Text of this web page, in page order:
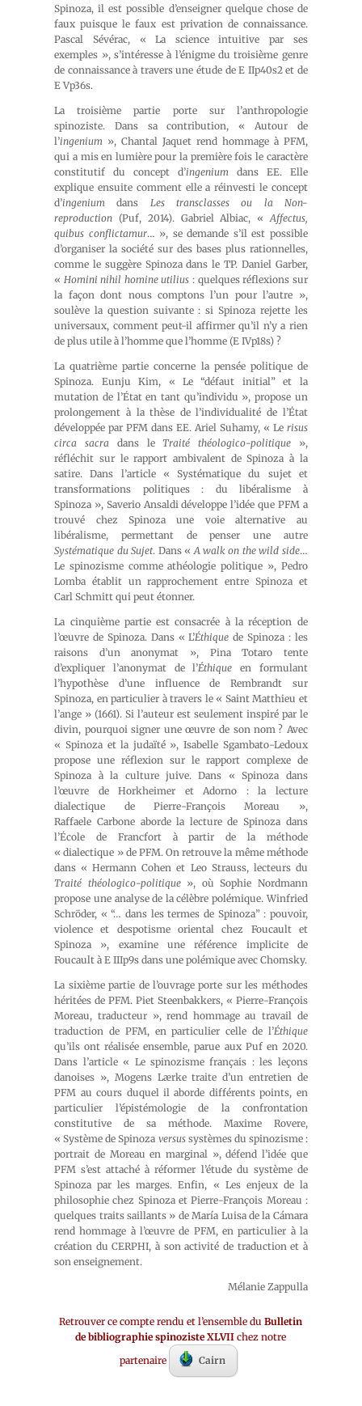
Spinoza, il est possible d’enseigner quelque chose de
faux puisque le faux est privation de connaissance.
Pascal Sévérac, « La science intuitive par ses
exemples », s’intéresse à l’énigme du troisième genre
de connaissance à travers une étude de E IIp40s2 et de
E Vp36s.
La troisième partie porte sur l’anthropologie
spinoziste. Dans sa contribution, « Autour de
l’ingenium », Chantal Jaquet rend hommage à PFM,
qui a mis en lumière pour la première fois le caractère
constitutif du concept d’ingenium dans EE. Elle
explique ensuite comment elle a réinvesti le concept
d’ingenium dans Les transclasses ou la Non-
reproduction (Puf, 2014). Gabriel Albiac, «Affectus,
quibus conflictamur… », se demande s’il est possible
d’organiser la société sur des bases plus rationnelles,
comme le suggère Spinoza dans le TP. Daniel Garber,
« Homini nihil homine utilius : quelques réflexions sur
la façon dont nous comptons l’un pour l’autre »,
soulève la question suivante : si Spinoza rejette les
universaux, comment peut-il affirmer qu’il n’y a rien
de plus utile à l’homme que l’homme (E IVp18s) ?
La quatrième partie concerne la pensée politique de
Spinoza. Eunju Kim, « Le “défaut initial” et la
mutation de l’État en tant qu’individu », propose un
prolongement à la thèse de l’individualité de l’État
développée par PFM dans EE. Ariel Suhamy, « Le risus
circa sacra dans leTraité théologico-politique »,
réfléchit sur le rapport ambivalent de Spinoza à la
satire. Dans l’article « Systématique du sujet et
transformations politiques : du libéralisme à
Spinoza », Saverio Ansaldi développe l’idée que PFM a
trouvé chez Spinoza une voie alternative au
libéralisme, permettant de penser une autre
Systématique du Sujet. Dans «A walk on the wild side…
Le spinozisme comme athéologie politique », Pedro
Lomba établit un rapprochement entre Spinoza et
Carl Schmitt qui peut étonner.
La cinquième partie est consacrée à la réception de
l’œuvre de Spinoza. Dans « L’Éthique de Spinoza : les
raisons d’un anonymat », Pina Totaro tente
d’expliquer l’anonymat de l’Éthique en formulant
l’hypothèse d’une influence de Rembrandt sur
Spinoza, en particulier à travers le « Saint Matthieu et
l’ange » (1661). Si l’auteur est seulement inspiré par le
divin, pourquoi signer une œuvre de son nom ? Avec
« Spinoza et la judaïté », Isabelle Sgambato-Ledoux
propose une réflexion sur le rapport complexe de
Spinoza à la culture juive. Dans « Spinoza dans
l’œuvre de Horkheimer et Adorno : la lecture
dialectique de Pierre-François Moreau »,
Raffaele Carbone aborde la lecture de Spinoza dans
l’École de Francfort à partir de la méthode
« dialectique » de PFM. On retrouve la même méthode
dans « Hermann Cohen et Leo Strauss, lecteurs du
Traité théologico-politique», où Sophie Nordmann
propose une analyse de la célèbre polémique. Winfried
Schröder, « “… dans les termes de Spinoza” : pouvoir,
violence et despotisme oriental chez Foucault et
Spinoza », examine une référence implicite de
Foucault à E IIIp9s dans une polémique avec Chomsky.
La sixième partie de l’ouvrage porte sur les méthodes
héritées de PFM. Piet Steenbakkers, « Pierre-François
Moreau, traducteur », rend hommage au travail de
traduction de PFM, en particulier celle de l’Éthique
qu’ils ont réalisée ensemble, parue aux Puf en 2020.
Dans l’article « Le spinozisme français : les leçons
danoises », Mogens Lærke traite d’un entretien de
PFM au cours duquel il aborde différents points, en
particulier l’épistémologie de la confrontation
constitutive de sa méthode. Maxime Rovere,
« Système de Spinoza versussystèmes du spinozisme :
portrait de Moreau en marginal », défend l’idée que
PFM s’est attaché à réformer l’étude du système de
Spinoza par les marges. Enfin, « Les enjeux de la
philosophie chez Spinoza et Pierre-François Moreau :
quelques traits saillants » de María Luisa de la Cámara
rend hommage à l’œuvre de PFM, en particulier à la
création du CERPHI, à son activité de traduction et à
son enseignement.
Mélanie Zappulla
Retrouver ce compte rendu et l’ensemble duBulletin
de bibliographie spinoziste XLVIIchez notre
partenaire
Cairn